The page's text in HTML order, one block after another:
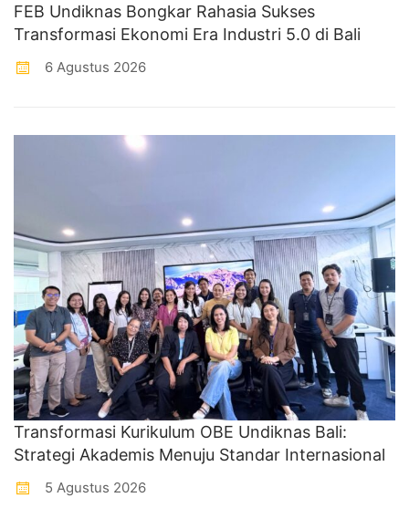
FEB Undiknas Bongkar Rahasia Sukses
Transformasi Ekonomi Era Industri 5.0 di Bali
6 Agustus 2026
Transformasi Kurikulum OBE Undiknas Bali:
Strategi Akademis Menuju Standar Internasional
5 Agustus 2026